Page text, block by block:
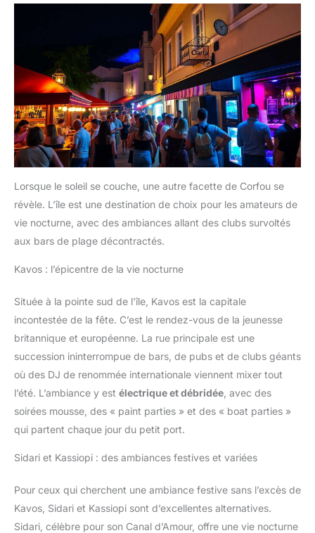
Lorsque le soleil se couche, une autre facette de Corfou se
révèle. L’île est une destination de choix pour les amateurs de
vie nocturne, avec des ambiances allant des clubs survoltés
aux bars de plage décontractés.
Kavos : l’épicentre de la vie nocturne
Située à la pointe sud de l’île, Kavos est la capitale
incontestée de la fête. C’est le rendez-vous de la jeunesse
britannique et européenne. La rue principale est une
succession ininterrompue de bars, de pubs et de clubs géants
où des DJ de renommée internationale viennent mixer tout
l’été. L’ambiance y est électrique et débridée , avec des
soirées mousse, des « paint parties » et des « boat parties »
qui partent chaque jour du petit port.
Sidari et Kassiopi : des ambiances festives et variées
Pour ceux qui cherchent une ambiance festive sans l’excès de
Kavos, Sidari et Kassiopi sont d’excellentes alternatives.
Sidari, célèbre pour son Canal d’Amour, offre une vie nocturne